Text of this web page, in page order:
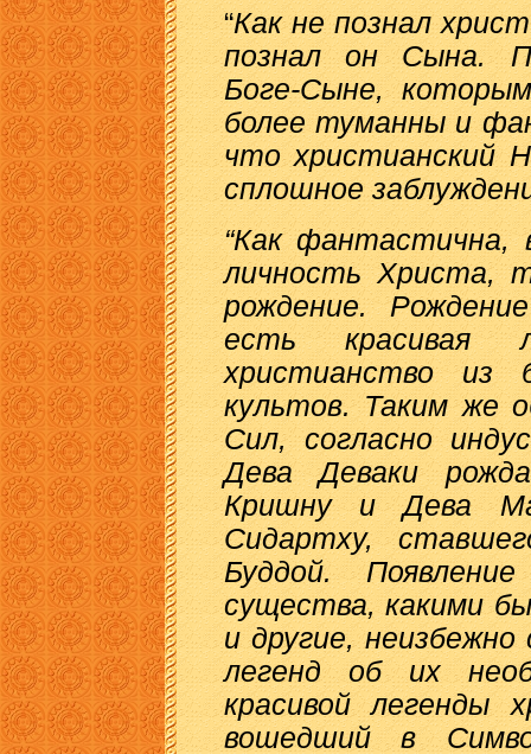
“Как не познал
познал он Сына.
Боге-Сыне,
более туманны и
что христианский
сплошное
“Как фантастична,
личность Христа,
рождение.
есть красивая
христианство из
культов. Таким же
Сил, согласно
Дева Деваки
Кришну и Дева
Сидартху,
Буддой. Появление
существа, какими
и другие, неизбежно
легенд об их
красивой легенды
вошедший в